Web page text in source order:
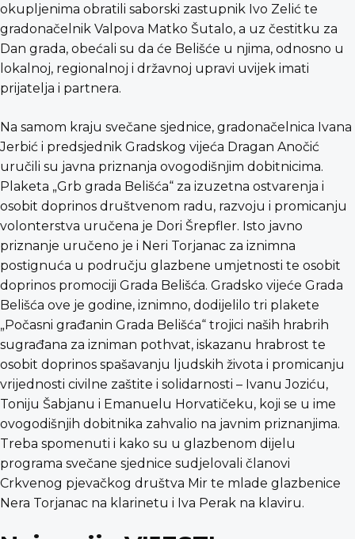
okupljenima obratili saborski zastupnik Ivo Zelić te
gradonačelnik Valpova Matko Šutalo, a uz čestitku za
Dan grada, obećali su da će Belišće u njima, odnosno u
lokalnoj, regionalnoj i državnoj upravi uvijek imati
prijatelja i partnera.
Na samom kraju svečane sjednice, gradonačelnica Ivana
Jerbić i predsjednik Gradskog vijeća Dragan Anočić
uručili su javna priznanja ovogodišnjim dobitnicima.
Plaketa „Grb grada Belišća“ za izuzetna ostvarenja i
osobit doprinos društvenom radu, razvoju i promicanju
volonterstva uručena je Dori Šrepfler. Isto javno
priznanje uručeno je i Neri Torjanac za iznimna
postignuća u području glazbene umjetnosti te osobit
doprinos promociji Grada Belišća. Gradsko vijeće Grada
Belišća ove je godine, iznimno, dodijelilo tri plakete
„Počasni građanin Grada Belišća“ trojici naših hrabrih
sugrađana za izniman pothvat, iskazanu hrabrost te
osobit doprinos spašavanju ljudskih života i promicanju
vrijednosti civilne zaštite i solidarnosti – Ivanu Joziću,
Toniju Šabjanu i Emanuelu Horvatičeku, koji se u ime
ovogodišnjih dobitnika zahvalio na javnim priznanjima.
Treba spomenuti i kako su u glazbenom dijelu
programa svečane sjednice sudjelovali članovi
Crkvenog pjevačkog društva Mir te mlade glazbenice
Nera Torjanac na klarinetu i Iva Perak na klaviru.